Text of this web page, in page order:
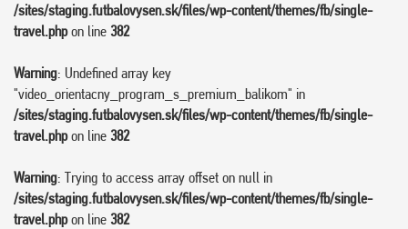
/sites/staging.futbalovysen.sk/files/wp-content/themes/fb/single-
travel.phpon line 382
Warning: Undefined array key
"video_orientacny_program_s_premium_balikom" in
/sites/staging.futbalovysen.sk/files/wp-content/themes/fb/single-
travel.phpon line 382
Warning: Trying to access array offset on null in
/sites/staging.futbalovysen.sk/files/wp-content/themes/fb/single-
travel.phpon line 382